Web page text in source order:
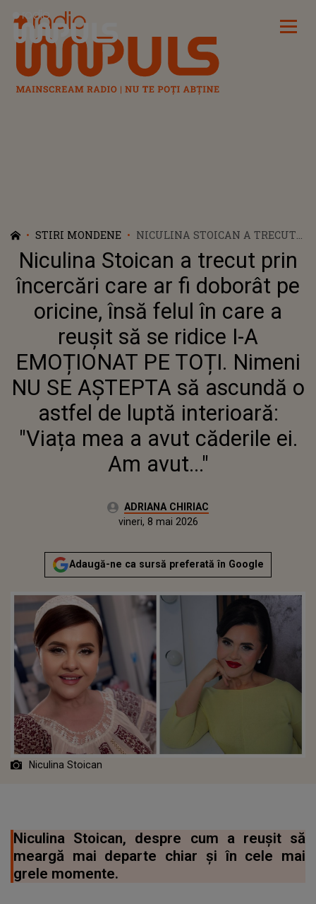
Radio Impuls
STIRI MONDENE
NICULINA STOICAN A TRECUT
PRIN ÎNCERCĂRI CARE AR FI
DOBORÂT PE ORICINE, ÎNSĂ
FELUL ÎN CARE A REUȘIT SĂ SE
RIDICE I-A EMOȚIONAT PE TOȚI.
NIMENI NU SE AȘTEPTA SĂ
ASCUNDĂ O ASTFEL DE LUPTĂ
INTERIOARĂ: "VIAȚA MEA A
AVUT CĂDERILE EI. AM AVUT..."
Niculina Stoican a trecut prin
încercări care ar fi doborât pe
oricine, însă felul în care a
reușit să se ridice I-A
EMOȚIONAT PE TOȚI. Nimeni
NU SE AȘTEPTA să ascundă o
astfel de luptă interioară:
"Viața mea a avut căderile ei.
Am avut..."
Autor:ADRIANA CHIRIAC
Actualizat:
vineri, 8 mai 2026
Adaugă-ne ca sursă preferată în Google
Niculina Stoican
Niculina Stoican, despre cum a reușit să
meargă mai departe chiar și în cele mai
grele momente.